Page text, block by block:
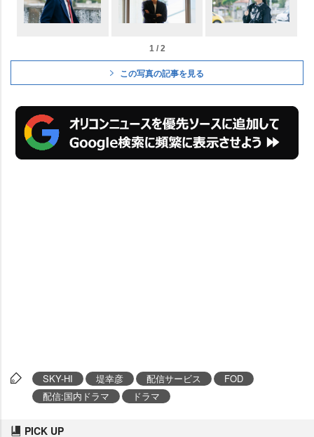
1 / 2
この写真の記事を見る
SKY-HI 堤幸彦 配信サービス
FOD
配信:国内ドラマ
ドラマ
PICK UP